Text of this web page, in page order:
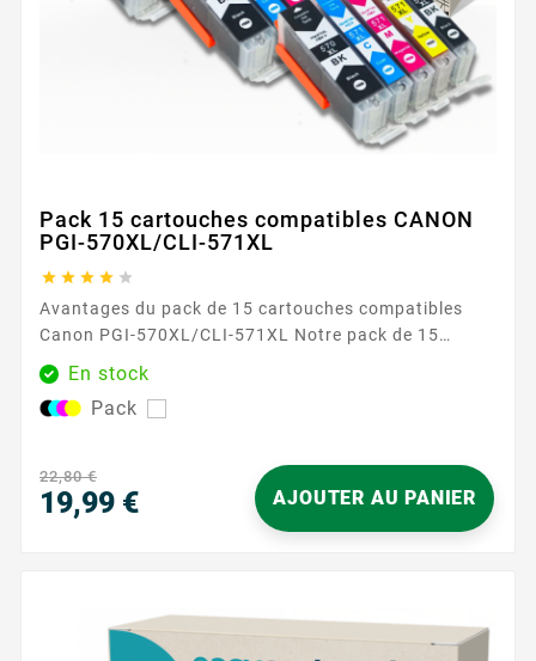
Pack 15 cartouches compatibles CANON
PGI-570XL/CLI-571XL
    
Avantages du pack de 15 cartouches compatibles
Canon PGI-570XL/CLI-571XL Notre pack de 15
cartouches compatibles Canon PGI-570XL/CLI-
571XL est conçu pour répondre aux besoins des
utilisateurs intensifs d'imprimantes Canon. Avec trois
jaune, photo noir), ce pack offre une couverture
complète pour toutes vos...
En stock
Pack
22,80 €
19,99 € AJOUTER AU PANIER